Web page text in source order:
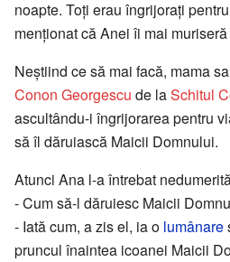
noapte. Toți erau îngrijorați
menționat că Anei îi mai
Neștiind ce să mai facă, mama
Conon Georgescu de laSchitul
ascultându-i îngrijorarea pentru
să îl dăruiască Maicii Domnului.
Atunci Ana l-a întrebat
- Cum să-l dăruiesc Maicii
- Iată cum, a zis el, ia o lumânare
pruncul înaintea icoanei Maicii